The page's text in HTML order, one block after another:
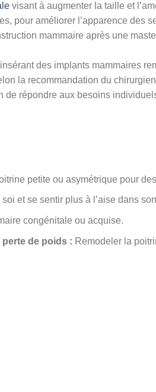
visant à augmenter la taille et
pour améliorer l’apparence des
mammaire après une
des implants mammaires
la recommandation du
répondre aux besoins
petite ou asymétrique pour
et se sentir plus à l’aise dans
congénitale ou acquise.
de poids : Remodeler la